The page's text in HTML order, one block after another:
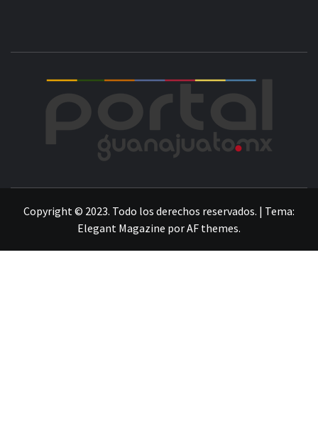
Copyright © 2023. Todo los derechos reservados. | Tema:
Elegant Magazine porAF themes.